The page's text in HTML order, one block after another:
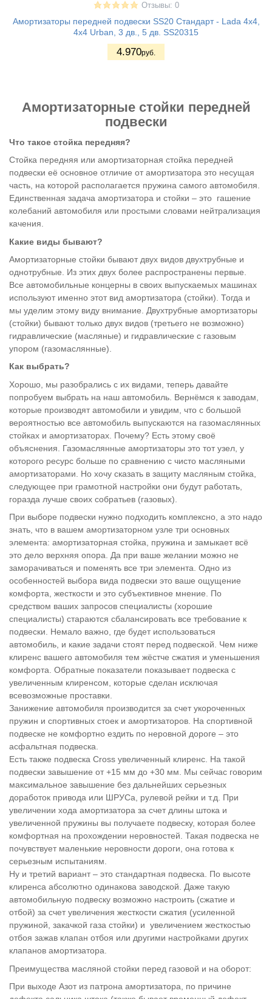
Отзывы: 0
Амортизаторы передней подвески SS20 Стандарт - Lada 4x4,
4x4 Urban, 3 дв., 5 дв. SS20315
4.970руб.
Амортизаторные стойки передней
подвески
Что такое стойка передняя?
Стойка передняя или амортизаторная стойка передней
подвески её основное отличие от амортизатора это несущая
часть, на которой располагается пружина самого автомобиля.
Единственная задача амортизатора и стойки – это гашение
колебаний автомобиля или простыми словами нейтрализация
качения.
Какие виды бывают?
Амортизаторные стойки бывают двух видов двухтрубные и
однотрубные. Из этих двух более распространены первые.
Все автомобильные концерны в своих выпускаемых машинах
используют именно этот вид амортизатора (стойки). Тогда и
мы уделим этому виду внимание. Двухтрубные амортизаторы
(стойки) бывают только двух видов (третьего не возможно)
гидравлические (масляные) и гидравлические с газовым
упором (газомаслянные).
Как выбрать?
Хорошо, мы разобрались с их видами, теперь давайте
попробуем выбрать на наш автомобиль. Вернёмся к заводам,
которые производят автомобили и увидим, что с большой
вероятностью все автомобиль выпускаются на газомаслянных
стойках и амортизаторах. Почему? Есть этому своё
объяснения. Газомаслянные амортизаторы это тот узел, у
которого ресурс больше по сравнению с чисто масляными
амортизаторами. Но хочу сказать в защиту масляным стойка,
следующее при грамотной настройки они будут работать,
горазда лучше своих собратьев (газовых).
При выборе подвески нужно подходить комплексно, а это надо
знать, что в вашем амортизаторном узле три основных
элемента: амортизаторная стойка, пружина и замыкает всё
это дело верхняя опора. Да при ваше желании можно не
заморачиваться и поменять все три элемента. Одно из
особенностей выбора вида подвески это ваше ощущение
комфорта, жесткости и это субъективное мнение. По
средством ваших запросов специалисты (хорошие
специалисты) стараются сбалансировать все требование к
подвески. Немало важно, где будет использоваться
автомобиль, и какие задачи стоят перед подвеской. Чем ниже
клиренс вашего автомобиля тем жёстче сжатия и уменьшения
комфорта. Обратные показатели показывает подвеска с
увеличенным клиренсом, которые сделан исключая
всевозможные проставки.
Занижение автомобиля производится за счет укороченных
пружин и спортивных стоек и амортизаторов. На спортивной
подвеске не комфортно ездить по неровной дороге – это
асфальтная подвеска.
Есть также подвеска Cross увеличенный клиренс. На такой
подвески завышение от +15 мм до +30 мм. Мы сейчас говорим
максимальное завышение без дальнейших серьезных
доработок привода или ШРУСа, рулевой рейки и т.д. При
увеличении хода амортизатора за счет длины штока и
увеличенной пружины вы получаете подвеску, которая более
комфортная на прохождении неровностей. Такая подвеска не
почувствует маленькие неровности дороги, она готова к
серьезным испытаниям.
Ну и третий вариант – это стандартная подвеска. По высоте
клиренса абсолютно одинакова заводской. Даже такую
автомобильную подвеску возможно настроить (сжатие и
отбой) за счет увеличения жесткости сжатия (усиленной
пружиной, закачкой газа стойки) и увеличением жесткостью
отбоя зажав клапан отбоя или другими настройками других
клапанов амортизатора.
Преимущества масляной стойки перед газовой и на оборот:
При выходе Азот из патрона амортизатора, по причине